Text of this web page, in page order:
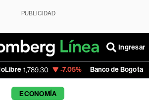
PUBLICIDAD
Ingresar
-7.05% Banco de Bogota 38,580.00
ECONOMÍA